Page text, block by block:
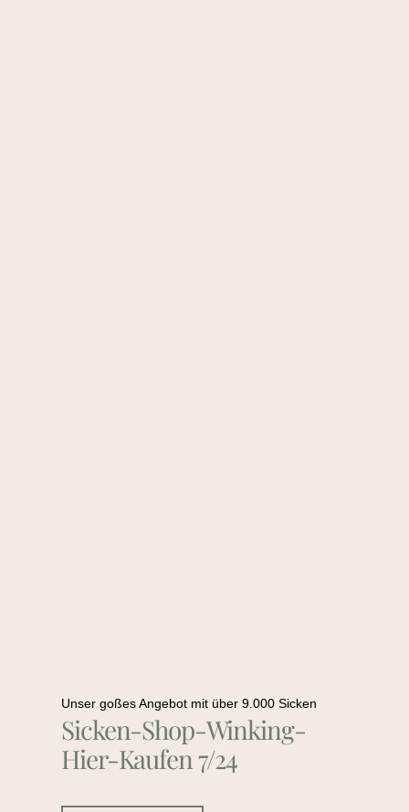
Unser goßes Angebot mit über 9.000 Sicken
Sicken-Shop-Winking-
Hier-Kaufen 7/24